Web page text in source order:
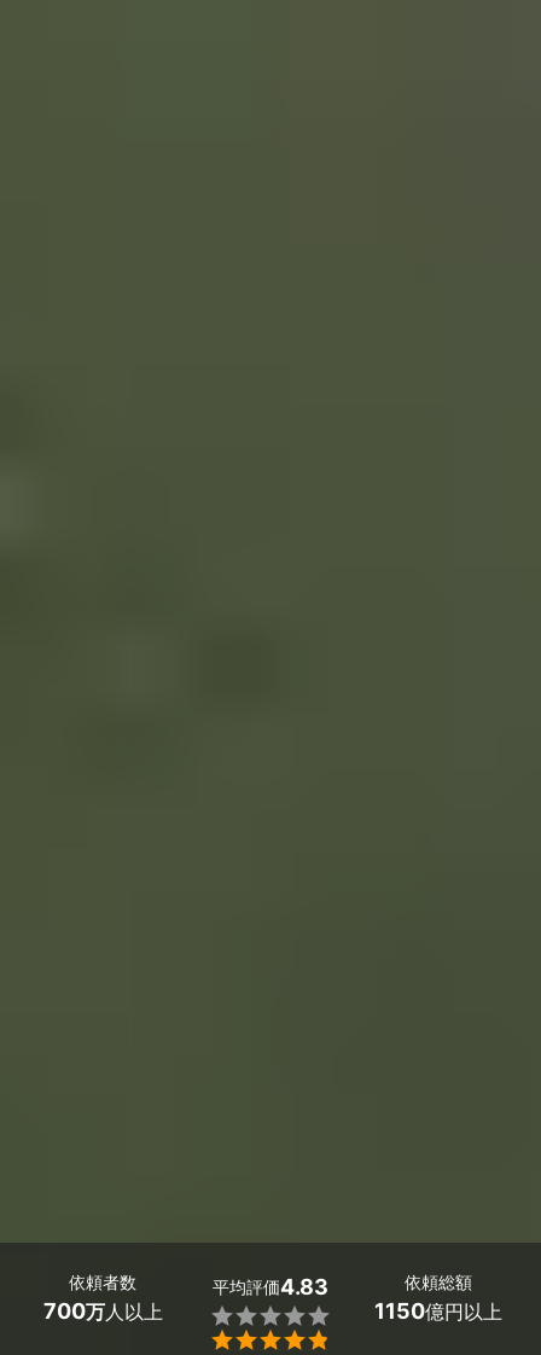
依頼者数
700万人以上
平均評価4.83


依頼総額
1150億円以上